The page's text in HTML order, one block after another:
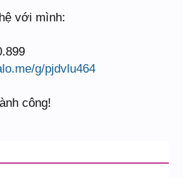
với mình:
g/pjdvlu464
công!